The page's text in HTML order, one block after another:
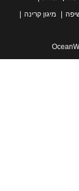
קרינה